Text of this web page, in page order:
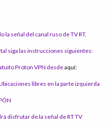
señal del canal ruso de TV RT.
siga las instrucciones siguientes:
Proton VPN desdeaquí:
libres en la parte izquierda
disfrutar de la señal de RT TV